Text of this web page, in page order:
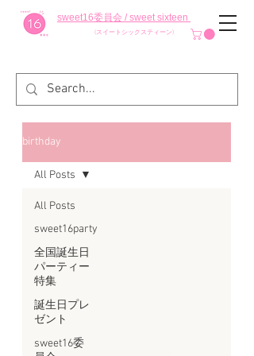
sweet16委員会 / sweet sixteen
(スイートシックスティーン)
birthday
All Posts
sweet16party
全国誕生日
パーティー
特集
誕生日プレ
ゼント
sweet16委
All Posts